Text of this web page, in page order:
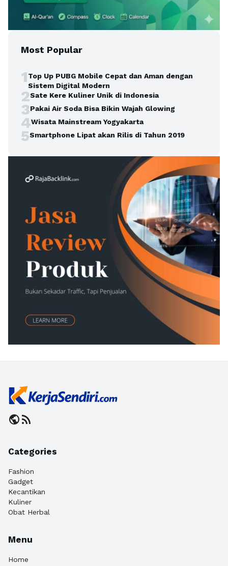
Most Popular
1Top Up PUBG Mobile Cepat dan Aman dengan
Sistem Digital Modern
2Sate Kere Kuliner Unik di Indonesia
3Pakai Air Soda Bisa Bikin Wajah Glowing
4Wisata Mainstream Yogyakarta
5Smartphone Lipat akan Rilis di Tahun 2019
publicrss_feed
Categories
Fashion
Gadget
Kecantikan
Kuliner
Obat Herbal
Menu
Home